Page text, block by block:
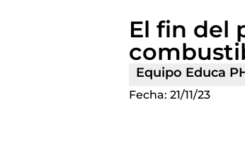
El fin del
Equipo Educa
Fecha: 21/11/23